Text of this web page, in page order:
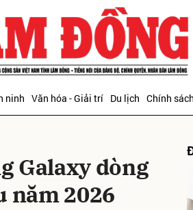
ninh Văn hóa - Giải trí Du lịch Chính sách
Galaxy dòng
năm 2026